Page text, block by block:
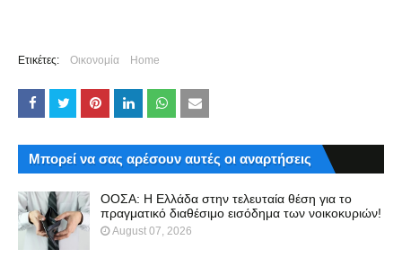
Ετικέτες: Οικονομία Home
Μπορεί να σας αρέσουν αυτές οι αναρτήσεις
ΟΟΣΑ: Η Ελλάδα στην τελευταία θέση για το
πραγματικό διαθέσιμο εισόδημα των νοικοκυριών!
August 07, 2026